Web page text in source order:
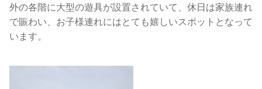
来店レンタル
外の各階に大型の遊具が設置されていて、休日は家族連れ
で賑わい、お子様連れにはとても嬉しいスポットとなって
います。